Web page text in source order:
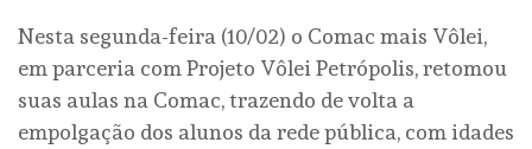
Nesta segunda-feira (10/02) o Comac mais Vôlei,
em parceria com Projeto Vôlei Petrópolis, retomou
suas aulas na Comac, trazendo de volta a
empolgação dos alunos da rede pública, com idades